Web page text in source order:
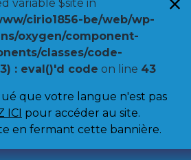
variable $site in
cirio1856-be/web/wp-
oxygen/component-
classes/code-
: eval()'d code on line 43
que votre langue n'est pas
ICI pour accéder au site.
en fermant cette bannière.